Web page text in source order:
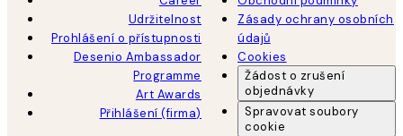
Udržitelnost
Prohlášení o přístupnosti
Desenio Ambassador
Programme
Art Awards
Přihlášení (firma)
Zásady ochrany osobních
údajů
Cookies
Žádost o zrušení
objednávky
Spravovat soubory
cookie